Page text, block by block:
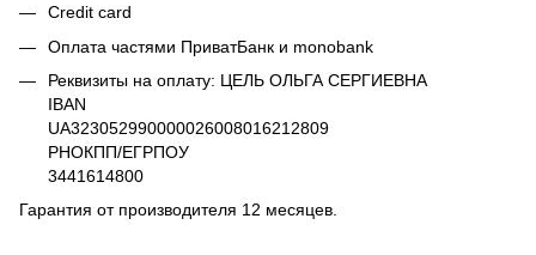
Credit card
Оплата частями ПриватБанк и monobank
Реквизиты на оплату: ЦЕЛЬ ОЛЬГА СЕРГИЕВНА
IBAN
UA323052990000026008016212809
РНОКПП/ЕГРПОУ
3441614800
Гарантия от производителя 12 месяцев.